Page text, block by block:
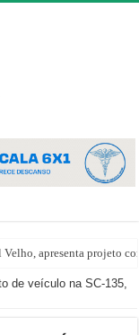
apresenta projeto
de veículo na SC-135,